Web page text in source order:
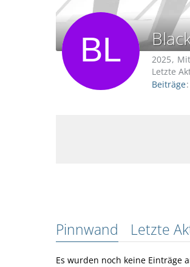
2025
Letzte
Beiträge
Pinnwand Letzte
Es wurden noch keine Einträge